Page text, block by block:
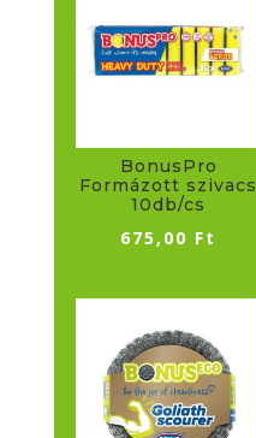
BonusPro
Formázott szivacs
10db/cs
675,00 Ft